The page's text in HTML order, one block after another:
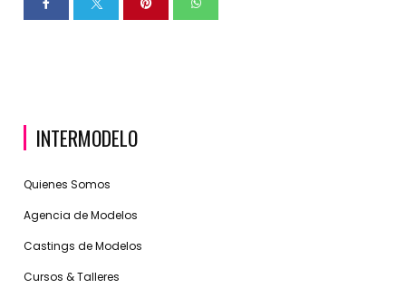
INTERMODELO
Quienes Somos
Agencia de Modelos
Castings de Modelos
Cursos & Talleres